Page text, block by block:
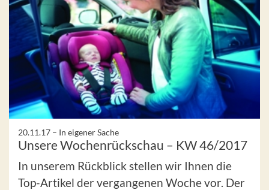
20.11.17 – In eigener Sache
Unsere Wochenrückschau – KW 46/2017
In unserem Rückblick stellen wir Ihnen die
Top-Artikel der vergangenen Woche vor. Der